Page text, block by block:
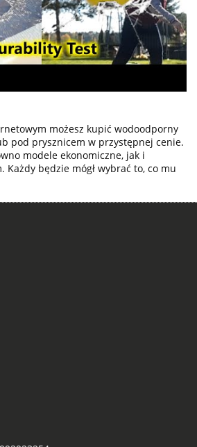
możesz kupić wodoodporny
pod prysznicem w przystępnej cenie.
modele ekonomiczne, jak i
będzie mógł wybrać to, co mu